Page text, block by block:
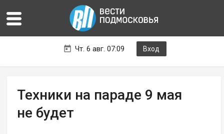
Чт. 6 авг. 07:09 Вход
Техники на параде 9 мая
не будет